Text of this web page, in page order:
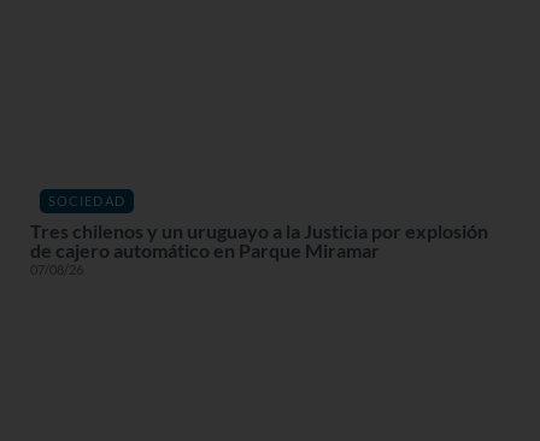
SOCIEDAD
Tres chilenos y un uruguayo a la Justicia por explosión
de cajero automático en Parque Miramar
07/08/26